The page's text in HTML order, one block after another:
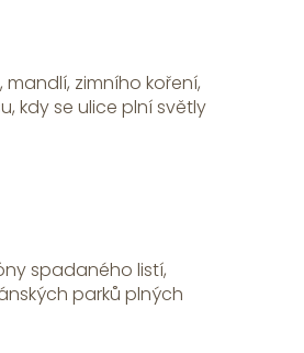
zimního koření,
kdy se ulice plní světly
spadaného listí,
parků plných